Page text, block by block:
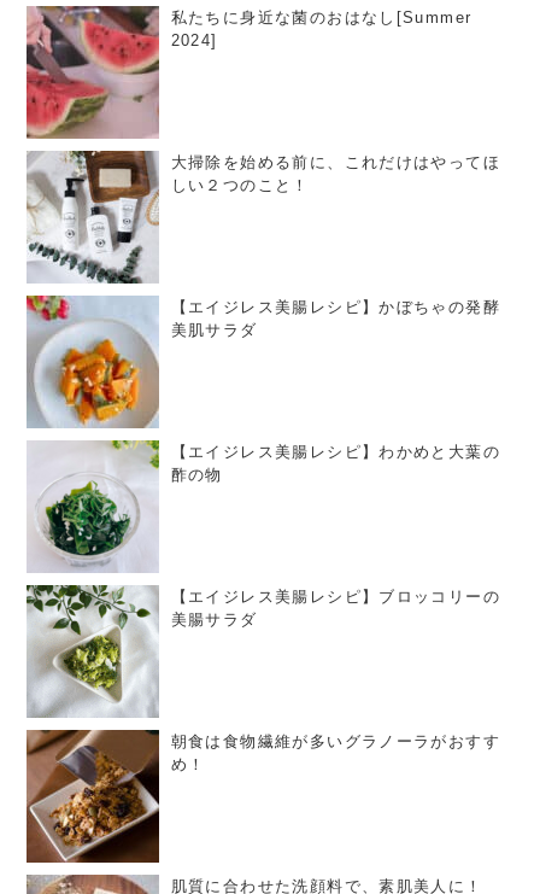
私たちに身近な菌のおはなし[Summer
2024]
大掃除を始める前に、これだけはやってほ
しい２つのこと！
【エイジレス美腸レシピ】かぼちゃの発酵
美肌サラダ
【エイジレス美腸レシピ】わかめと大葉の
酢の物
【エイジレス美腸レシピ】ブロッコリーの
美腸サラダ
朝食は食物繊維が多いグラノーラがおすす
め！
肌質に合わせた洗顔料で、素肌美人に！